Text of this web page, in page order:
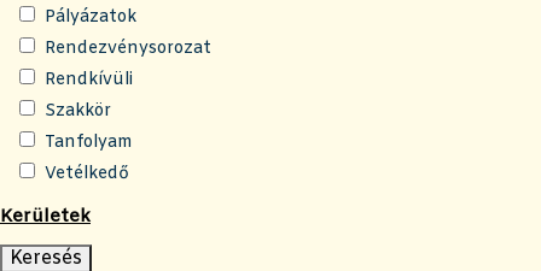
Pályázatok
Rendezvénysorozat
Rendkívüli
Szakkör
Tanfolyam
Vetélkedő
Kerületek